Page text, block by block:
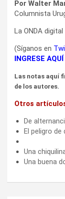
Otros
De
Una
de
entradas
Como deber